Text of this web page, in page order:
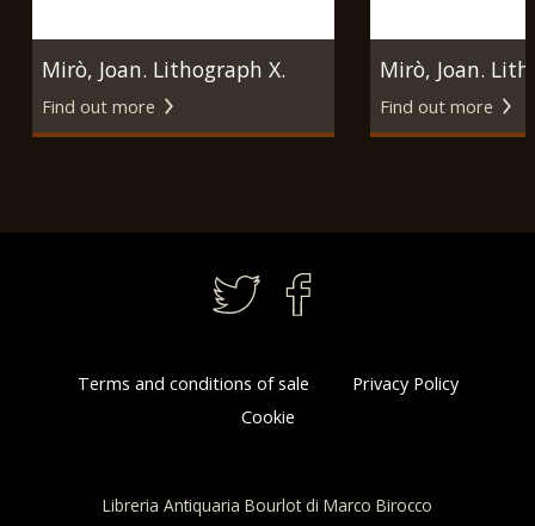
Mirò, Joan. Lithograph X.
Parigi, Maeght Editeur,
Find out more
Mirò, Joan.
Parigi, Maeght
Find out more
Terms and conditions of sale
Privacy Policy
Cookie
Libreria Antiquaria Bourlot di Marco Birocco